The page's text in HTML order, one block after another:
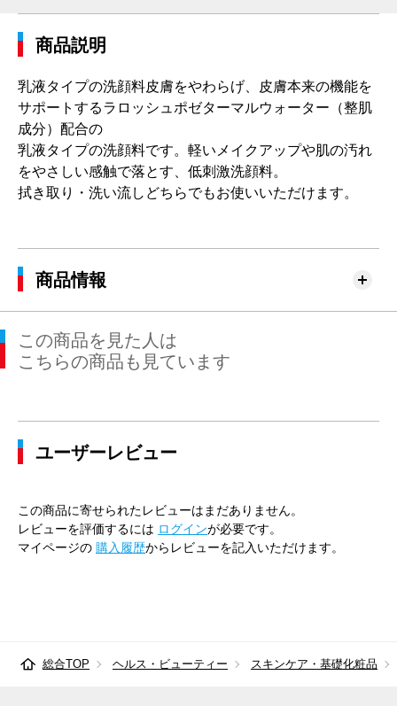
商品説明
乳液タイプの洗顔料皮膚をやわらげ、皮膚本来の機能を
サポートするラロッシュポゼターマルウォーター（整肌
成分）配合の
乳液タイプの洗顔料です。軽いメイクアップや肌の汚れ
をやさしい感触で落とす、低刺激洗顔料。
拭き取り・洗い流しどちらでもお使いいただけます。
商品情報
この商品を見た人は
こちらの商品も見ています
ユーザーレビュー
この商品に寄せられたレビューはまだありません。
レビューを評価するには ログインが必要です。
マイページの 購入履歴からレビューを記入いただけます。
総合TOP ヘルス・ビューティー スキンケア・基礎化粧品